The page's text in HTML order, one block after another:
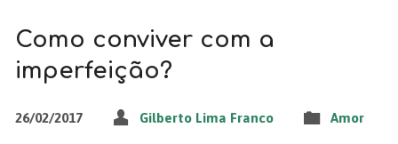
Como conviver com a
imperfeição?
26/02/2017 Gilberto Lima Franco Amor